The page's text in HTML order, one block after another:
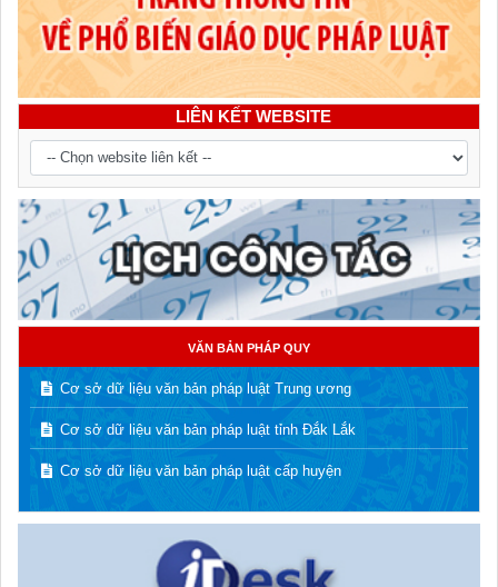
LIÊN KẾT WEBSITE
VĂN BẢN PHÁP QUY
Cơ sở dữ liệu văn bản pháp luật Trung ương
Cơ sở dữ liệu văn bản pháp luật tỉnh Đắk Lắk
Cơ sở dữ liệu văn bản pháp luật cấp huyện